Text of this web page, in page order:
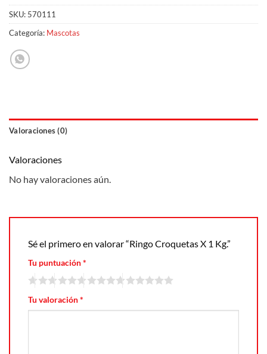
SKU: 570111
Categoría: Mascotas
Valoraciones (0)
Valoraciones
No hay valoraciones aún.
Sé el primero en valorar “Ringo Croquetas X 1 Kg.”
Tu puntuación*
Tu valoración*